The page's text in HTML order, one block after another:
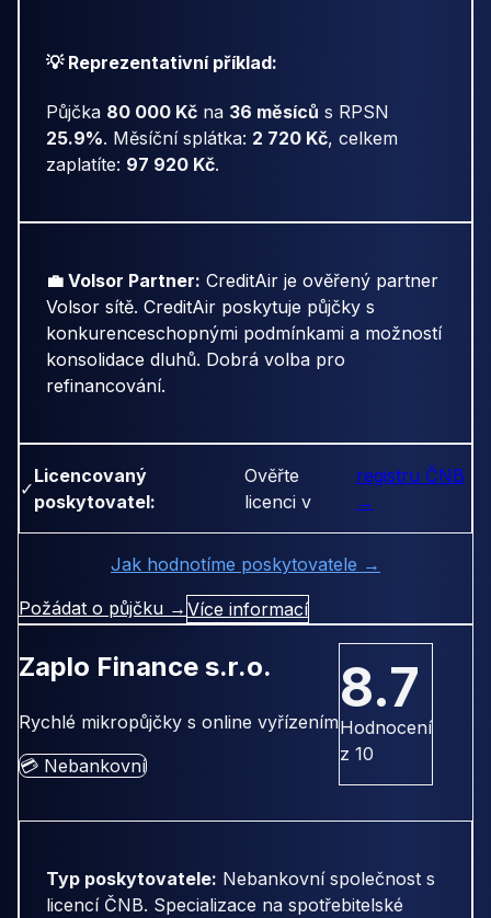
💡 Reprezentativní příklad:
Půjčka 80 000 Kč na 36 měsíců s RPSN
25.9%. Měsíční splátka: 2 720 Kč, celkem
zaplatíte: 97 920 Kč.
💼 Volsor Partner: CreditAir je ověřený partner
Volsor sítě. CreditAir poskytuje půjčky s
konkurenceschopnými podmínkami a možností
konsolidace dluhů. Dobrá volba pro
refinancování.
✓
Licencovaný
poskytovatel:
Ověřte
licenci v
registru ČNB
→
Jak hodnotíme poskytovatele →
Požádat o půjčku → Více informací
Zaplo Finance s.r.o.
Rychlé mikropůjčky s online vyřízením
💳 Nebankovní
8.7
Hodnocení
z 10
Typ poskytovatele: Nebankovní společnost s
licencí ČNB. Specializace na spotřebitelské